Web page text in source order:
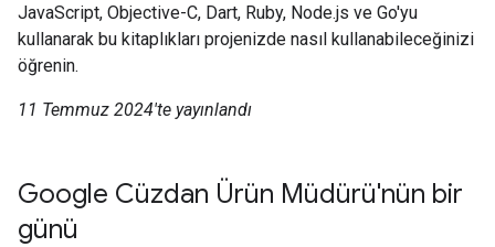
JavaScript, Objective-C, Dart, Ruby, Node.js ve Go'yu
kullanarak bu kitaplıkları projenizde nasıl kullanabileceğinizi
öğrenin.
11 Temmuz 2024'te yayınlandı
Google Cüzdan Ürün Müdürü'nün bir
günü